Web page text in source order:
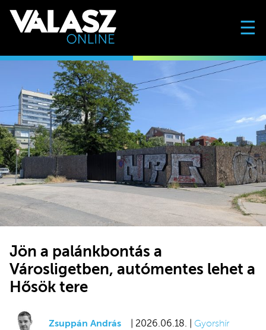
☰
Jön a palánkbontás a
Városligetben, autómentes lehet a
Hősök tere
Zsuppán András | 2026.06.18. | Gyorshír